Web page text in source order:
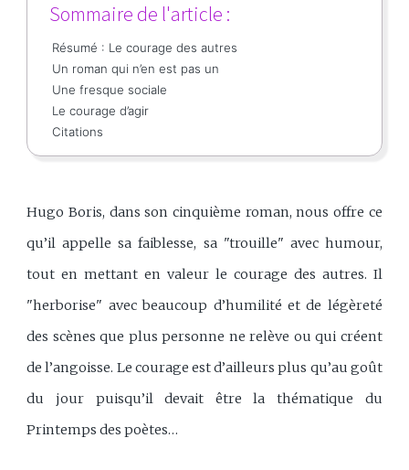
Sommaire de l'article :
Résumé : Le courage des autres
Un roman qui n’en est pas un
Une fresque sociale
Le courage d’agir
Citations
Hugo Boris, dans son cinquième roman, nous offre ce
qu’il appelle sa faiblesse, sa "trouille" avec humour,
tout en mettant en valeur le courage des autres. Il
"herborise" avec beaucoup d’humilité et de légèreté
des scènes que plus personne ne relève ou qui créent
de l’angoisse. Le courage est d’ailleurs plus qu’au goût
du jour puisqu’il devait être la thématique du
Printemps des poètes…